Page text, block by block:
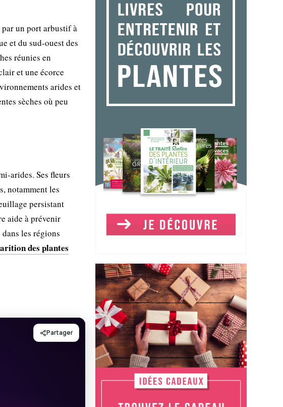
par un port arbustif à
et du sud-ouest des
réunies en
et une écorce
arides et
sèches où peu
arides. Ses fleurs
notamment les
persistant
aide à prévenir
les régions
des plantes